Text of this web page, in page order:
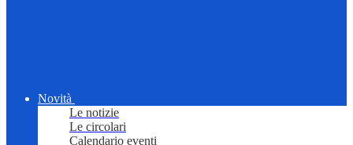
Novità
Le notizie
Le circolari
Calendario eventi